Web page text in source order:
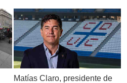
Matías Claro, presidente de